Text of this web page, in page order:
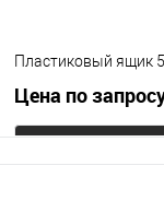
Цвет
Пластиковый ящик
Цена по